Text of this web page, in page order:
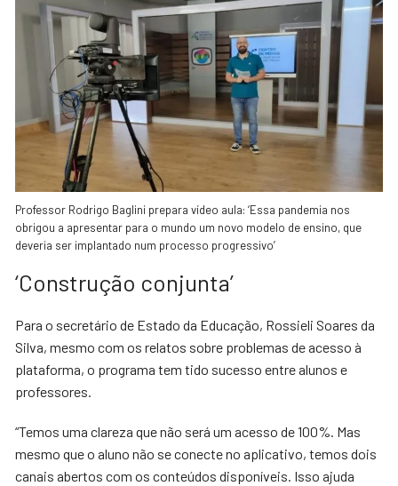
Professor Rodrigo Baglini prepara vídeo aula: ‘Essa pandemia nos
obrigou a apresentar para o mundo um novo modelo de ensino, que
deveria ser implantado num processo progressivo’
‘Construção conjunta’
Para o secretário de Estado da Educação, Rossieli Soares da
Silva, mesmo com os relatos sobre problemas de acesso à
plataforma, o programa tem tido sucesso entre alunos e
professores.
“Temos uma clareza que não será um acesso de 100%. Mas
mesmo que o aluno não se conecte no aplicativo, temos dois
canais abertos com os conteúdos disponíveis. Isso ajuda